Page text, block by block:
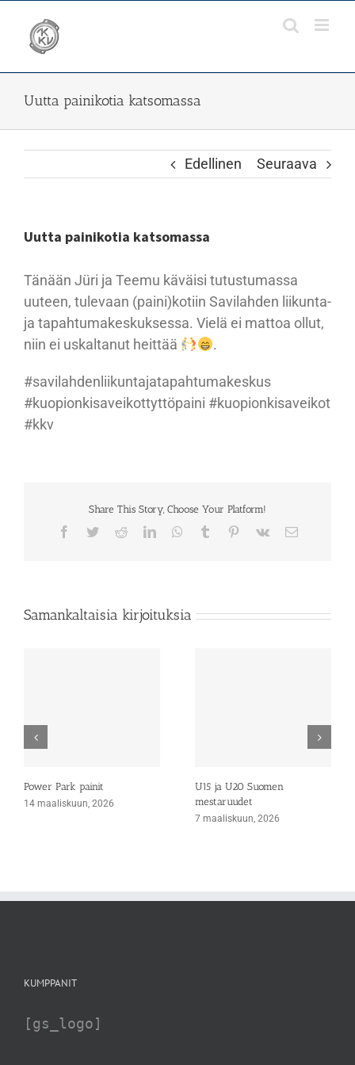
content
Uutta painikotia katsomassa
Edellinen Seuraava
Uutta painikotia katsomassa
Tänään Jüri ja Teemu käväisi tutustumassa
uuteen, tulevaan (paini)kotiin Savilahden liikunta-
ja tapahtumakeskuksessa. Vielä ei mattoa ollut,
niin ei uskaltanut heittää
.
#savilahdenliikuntajatapahtumakeskus
#kuopionkisaveikottyttöpaini #kuopionkisaveikot
#kkv
Share This Story, Choose Your Platform!
Facebook
TwitterRedditLinkedInWhatsApp
Tumblr Pinterest
Vk Sähköposti
Samankaltaisia kirjoituksia
Power Park painit
14 maaliskuun, 2026
U15 ja U20 Suomen
mestaruudet
7 maaliskuun, 2026
KUMPPANIT
[gs_logo]